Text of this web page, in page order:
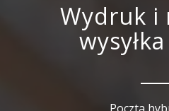
Wydruk i